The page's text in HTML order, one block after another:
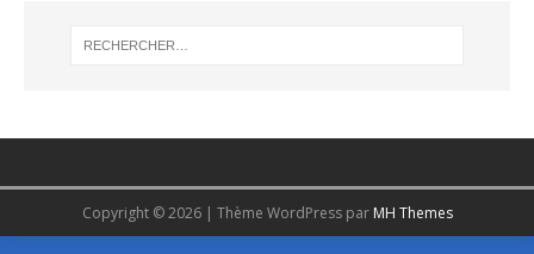
Copyright © 2026 | Thème WordPress par MH Themes